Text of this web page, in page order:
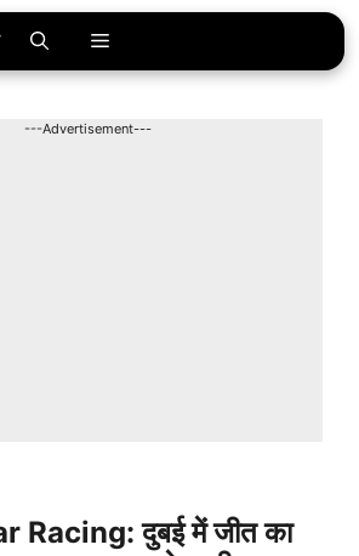
Menu
---Advertisement---
Racing: दुबई में जीत का